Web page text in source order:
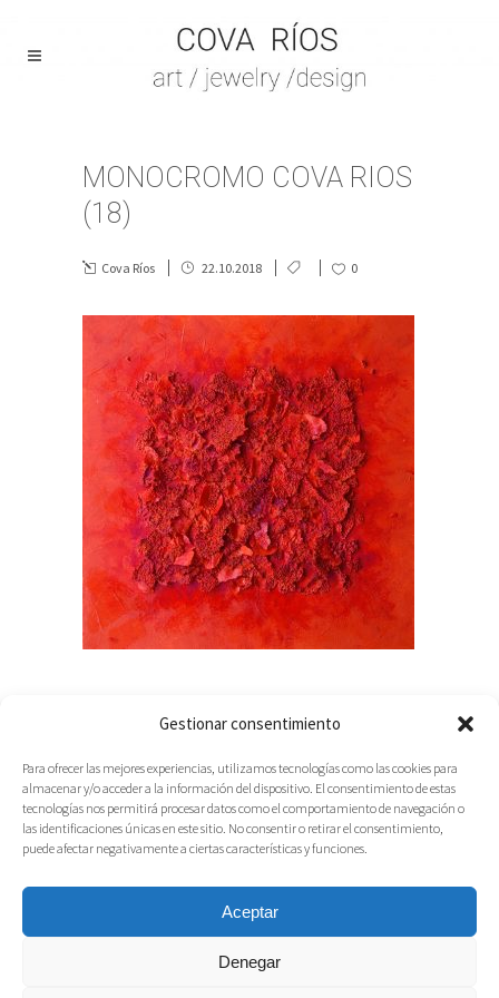
Gestionar consentimiento
Para ofrecer las mejores experiencias, utilizamos tecnologías como las cookies para
almacenar y/o acceder a la información del dispositivo. El consentimiento de estas
tecnologías nos permitirá procesar datos como el comportamiento de navegación o
las identificaciones únicas en este sitio. No consentir o retirar el consentimiento,
puede afectar negativamente a ciertas características y funciones.
Aceptar
Denegar
MONOCROMO COVA RIOS
(18)
Cova Ríos 22.10.2018 0